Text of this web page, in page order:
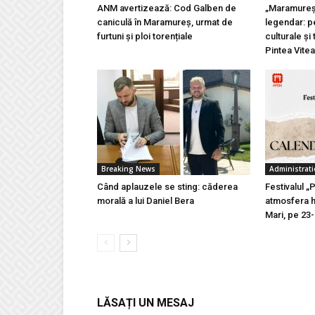
ANM avertizează: Cod Galben de
caniculă în Maramureș, urmat de
furtuni și ploi torențiale
legendar:
culturale și
Pintea
Breaking News
Când aplauzele se sting: căderea
morală a lui Daniel Bera
Festivalul
atmosfera
Mari, pe
LĂSAȚI UN MESAJ